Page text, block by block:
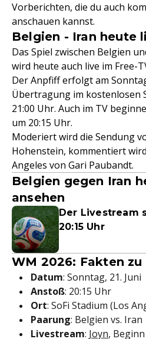
Vorberichten, die du auch
anschauen kannst.
Belgien - Iran heute
Das Spiel zwischen Belgien
wird heute auch live im Free-
Der Anpfiff erfolgt am
Übertragung im kostenlosen
21:00 Uhr. Auch im TV
um 20:15 Uhr.
Moderiert wird die Sendung
Hohenstein, kommentiert
Angeles von Gari Paubandt.
Belgien gegen Iran
ansehen
Der Livestream
20:15 Uhr
WM 2026: Fakten
Datum: Sonntag, 21. Juni
Anstoß: 20:15 Uhr
Ort: SoFi Stadium (Los
Paarung: Belgien vs. Iran
Livestream: Joyn,